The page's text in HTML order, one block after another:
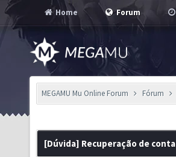
Home Forum
MEGAMU Mu Online Forum Fórum
[Dúvida] Recuperação de conta